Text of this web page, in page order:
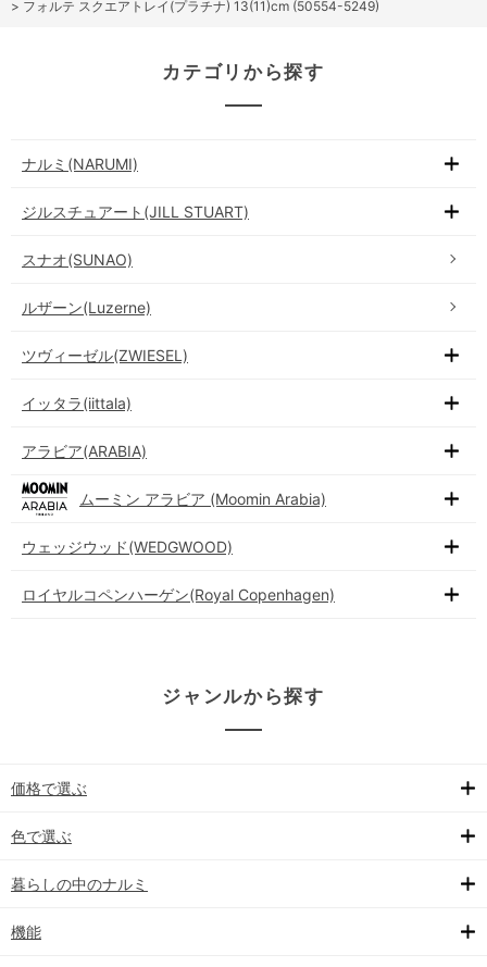
> フォルテ スクエアトレイ(プラチナ) 13(11)cm (50554-5249)
カテゴリから探す
ナルミ(NARUMI)
ジルスチュアート(JILL STUART)
スナオ(SUNAO)
ルザーン(Luzerne)
ツヴィーゼル(ZWIESEL)
イッタラ(iittala)
アラビア(ARABIA)
ムーミン アラビア (Moomin Arabia)
ウェッジウッド(WEDGWOOD)
ロイヤルコペンハーゲン(Royal Copenhagen)
ジャンルから探す
価格で選ぶ
色で選ぶ
暮らしの中のナルミ
機能